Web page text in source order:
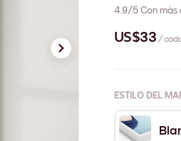
4.9/5 Con más
US$33 /
ESTILO DEL